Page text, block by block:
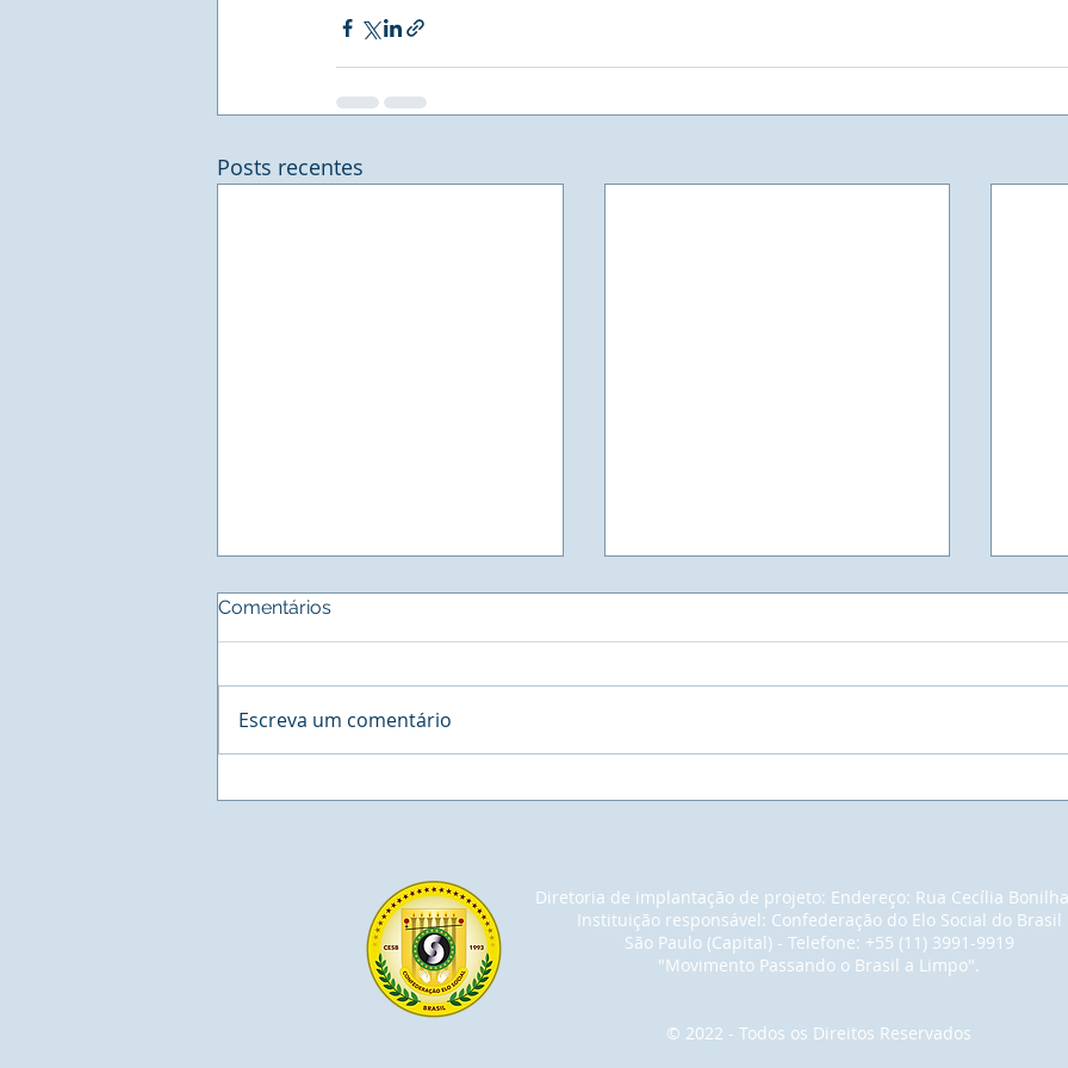
Posts recentes
o Sistema INER de Residuos
em
Comentários
Escreva um comentário
Diretoria de implantação de projeto: Endereço: Rua Cecília
Instituição responsável: Confederação do Elo Social do Brasil
São Paulo (Capital) - Telefone: +55 (11) 3991-9919
"Movimento Passando o Brasil a Limpo".
© 2022 - Todos os Direitos Reservados